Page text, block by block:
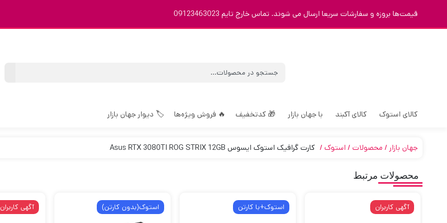
قیمت‌ها بروزه و سفارشات سریعا ارسال می شوند. تماس خارج تایم 09123463023
کالای استوک کالای آکبند با جهان بازار 🎁 کدتخفیف 🔥 فروش ویژه‌ها 🏷️ دیوار جهان بازار
جهان بازار محصولات استوک کارت گرافیک استوک ایسوس Asus RTX 3080TI ROG STRIX 12GB
محصولات مرتبط
آگهی کاربران استوک+با کارتن استوک(بدون کارتن) آگهی کاربران